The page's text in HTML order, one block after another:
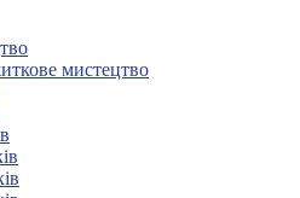
мистецтво